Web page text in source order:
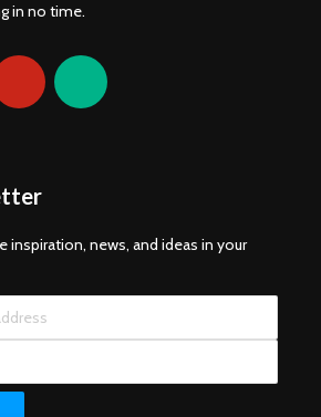
in no time.
inspiration, news, and ideas in your